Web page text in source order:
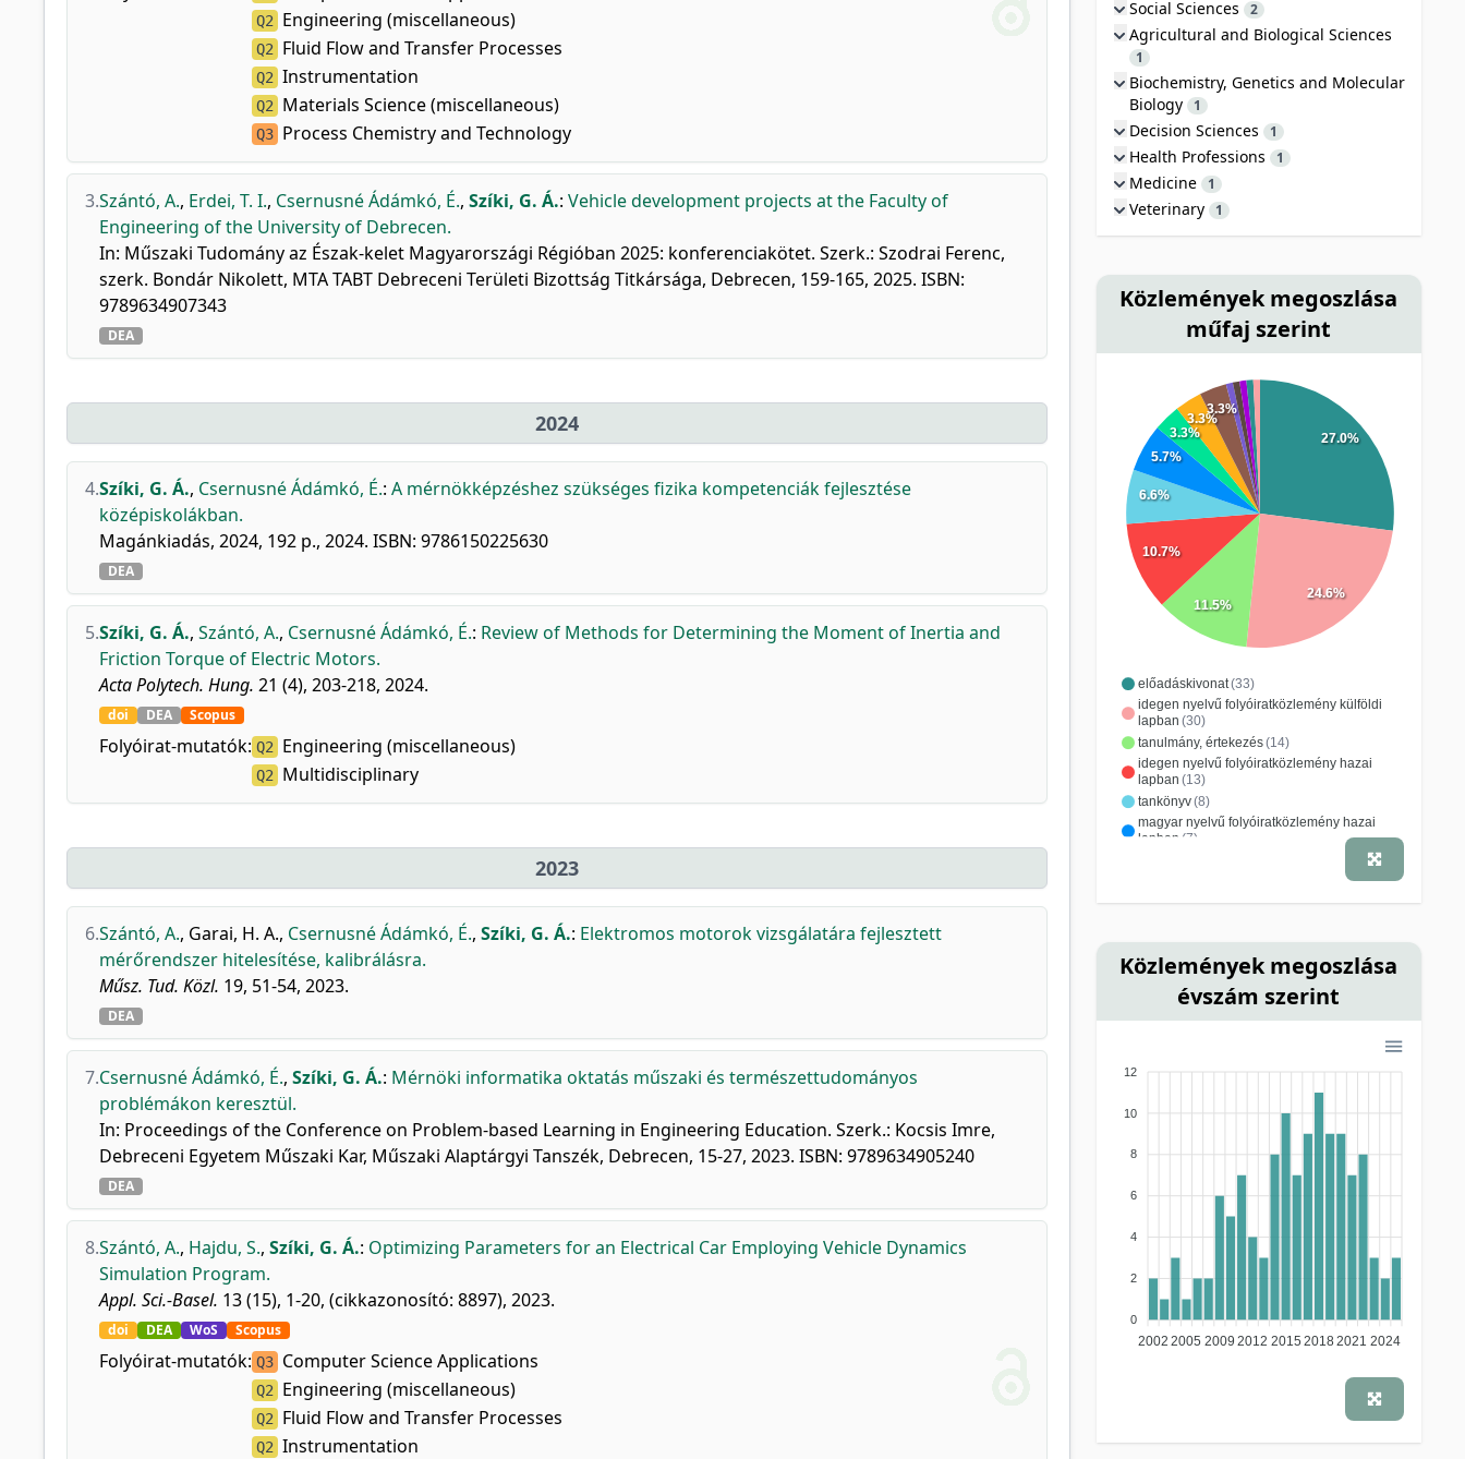
Q2 Engineering (miscellaneous)
Q2 Fluid Flow and Transfer Processes
Q2 Instrumentation
Q2 Materials Science (miscellaneous)
Q3 Process Chemistry and Technology
3.Szántó, A., Erdei, T. I., Csernusné Ádámkó, É., Szíki, G. Á.: Vehicle development projects at the Faculty of
Engineering of the University of Debrecen.
In: Műszaki Tudomány az Észak-kelet Magyarországi Régióban 2025: konferenciakötet. Szerk.: Szodrai Ferenc,
szerk. Bondár Nikolett, MTA TABT Debreceni Területi Bizottság Titkársága, Debrecen, 159-165, 2025. ISBN:
9789634907343
DEA
2024
4.Szíki, G. Á., Csernusné Ádámkó, É.: A mérnökképzéshez szükséges fizika kompetenciák fejlesztése
középiskolákban.
Magánkiadás, 2024, 192 p., 2024. ISBN: 9786150225630
DEA
5.Szíki, G. Á., Szántó, A., Csernusné Ádámkó, É.: Review of Methods for Determining the Moment of Inertia and
Friction Torque of Electric Motors.
Acta Polytech. Hung. 21 (4), 203-218, 2024.
doi DEA Scopus
Folyóirat-mutatók: Q2 Engineering (miscellaneous)
Q2 Multidisciplinary
2023
6.Szántó, A., Garai, H. A., Csernusné Ádámkó, É., Szíki, G. Á.: Elektromos motorok vizsgálatára fejlesztett
mérőrendszer hitelesítése, kalibrálásra.
Műsz. Tud. Közl. 19, 51-54, 2023.
DEA
7.Csernusné Ádámkó, É., Szíki, G. Á.: Mérnöki informatika oktatás műszaki és természettudományos
problémákon keresztül.
In: Proceedings of the Conference on Problem-based Learning in Engineering Education. Szerk.: Kocsis Imre,
Debreceni Egyetem Műszaki Kar, Műszaki Alaptárgyi Tanszék, Debrecen, 15-27, 2023. ISBN: 9789634905240
DEA
8.Szántó, A., Hajdu, S., Szíki, G. Á.: Optimizing Parameters for an Electrical Car Employing Vehicle Dynamics
Simulation Program.
Appl. Sci.-Basel. 13 (15), 1-20, (cikkazonosító: 8897), 2023.
doi DEA WoS Scopus
Folyóirat-mutatók: Q3 Computer Science Applications
Q2 Engineering (miscellaneous)
Q2 Fluid Flow and Transfer Processes
Q2 Instrumentation
Social Sciences 2
Agricultural and Biological Sciences
1
Biochemistry, Genetics and Molecular
Biology
1
Decision Sciences 1
Health Professions 1
Medicine 1
Veterinary 1
Közlemények megoszlása
műfaj szerint
előadáskivonat(33)
idegen nyelvű folyóiratközlemény külföldi
lapban (30)
tanulmány, értekezés(14)
idegen nyelvű folyóiratközlemény hazai
lapban (13)
tankönyv(8)
magyar nyelvű folyóiratközlemény hazai
lapban (7)
magyar nyelvű folyóiratközlemény külföldi
ismeretterjesztő kiadvány(1)
könyvfejezet (1) nem besorolt(1)
27.0%
24.6%
11.5%
10.7%
6.6%
5.7%
3.3%
3.3%
3.3%
Közlemények megoszlása
évszám szerint
12
10
8
6
4
2
0
2002 2005 2009 2012 2015 2018 2021 2024